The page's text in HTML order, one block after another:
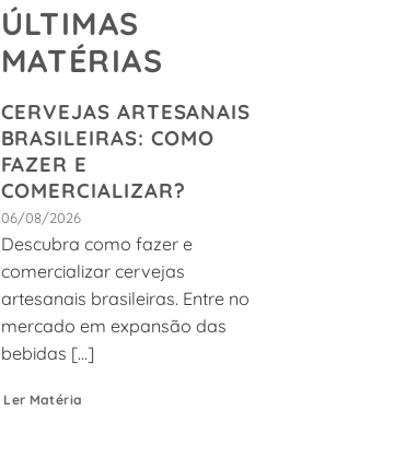
ÚLTIMAS
MATÉRIAS
CERVEJAS ARTESANAIS
BRASILEIRAS: COMO
FAZER E
COMERCIALIZAR?
06/08/2026
Descubra como fazer e
comercializar cervejas
artesanais brasileiras. Entre no
mercado em expansão das
bebidas [...]
Ler Matéria